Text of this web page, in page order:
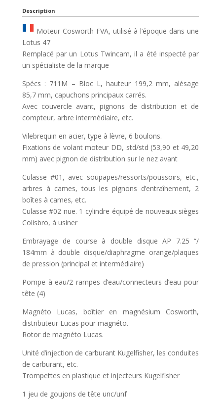
Description
Moteur Cosworth FVA, utilisé à l’époque dans une
Lotus 47
Remplacé par un Lotus Twincam, il a été inspecté par
un spécialiste de la marque
Spécs : 711M – Bloc L, hauteur 199,2 mm, alésage
85,7 mm, capuchons principaux carrés.
Avec couvercle avant, pignons de distribution et de
compteur, arbre intermédiaire, etc.
Vilebrequin en acier, type à lèvre, 6 boulons.
Fixations de volant moteur DD, std/std (53,90 et 49,20
mm) avec pignon de distribution sur le nez avant
Culasse #01, avec soupapes/ressorts/poussoirs, etc.,
arbres à cames, tous les pignons d’entraînement, 2
boîtes à cames, etc.
Culasse #02 nue. 1 cylindre équipé de nouveaux sièges
Colisbro, à usiner
Embrayage de course à double disque AP 7.25 “/
184mm à double disque/diaphragme orange/plaques
de pression (principal et intermédiaire)
Pompe à eau/2 rampes d’eau/connecteurs d’eau pour
tête (4)
Magnéto Lucas, boîtier en magnésium Cosworth,
distributeur Lucas pour magnéto.
Rotor de magnéto Lucas.
Unité d’injection de carburant Kugelfisher, les conduites
de carburant, etc.
Trompettes en plastique et injecteurs Kugelfisher
1 jeu de goujons de tête unc/unf